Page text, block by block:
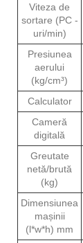
Viteza de
sortare (PC -
uri/min)
Presiunea
aerului
(kg/cm³)
Calculator
Cameră
digitală
Greutate
netă/brută
(kg)
Dimensiunea
mașinii
(l*w*h) mm